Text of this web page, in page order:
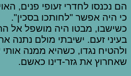
הם נכנסו לחדרי זעופי פנים,
כי היה אפשר "לחותכו בסכין".
כשישבו, מבטו היה מושפל אל
בעיני זעם. ישיבתי מולם נתנה
ולהטיח נגדו, כשהיא ממנה
שאחרוץ את גזר-דינו כאשם.